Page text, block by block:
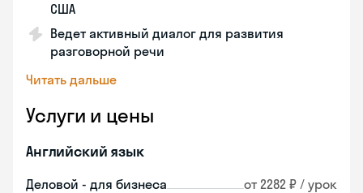
США
Ведет активный диалог для развития
разговорной речи
Читать дальше
Услуги и цены
Английский язык
Деловой - для бизнеса от 2282 ₽ / урок